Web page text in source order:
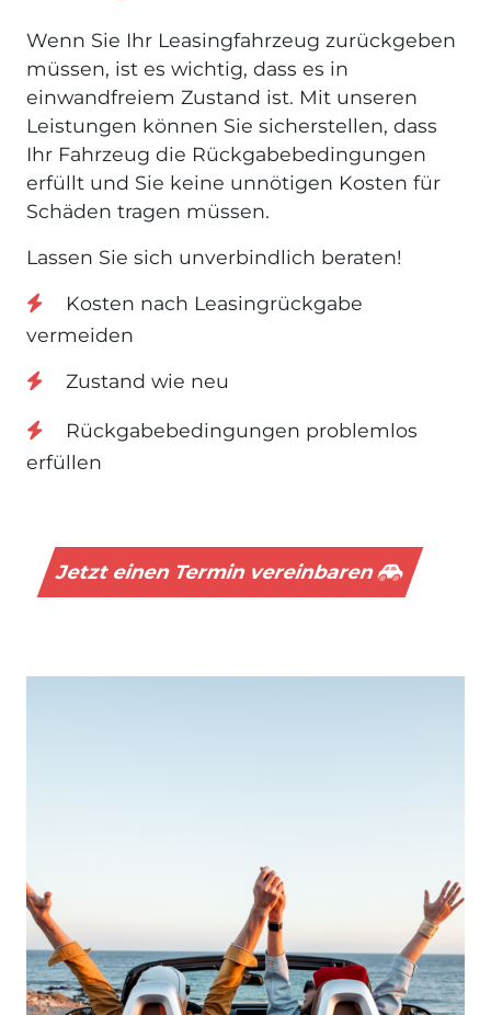
Wenn Sie Ihr Leasingfahrzeug zurückgeben
müssen, ist es wichtig, dass es in
einwandfreiem Zustand ist. Mit unseren
Leistungen können Sie sicherstellen, dass
Ihr Fahrzeug die Rückgabebedingungen
erfüllt und Sie keine unnötigen Kosten für
Schäden tragen müssen.
Lassen Sie sich unverbindlich beraten!
Kosten nach Leasingrückgabe
vermeiden
Zustand wie neu
Rückgabebedingungen problemlos
erfüllen
Jetzt einen Termin vereinbaren